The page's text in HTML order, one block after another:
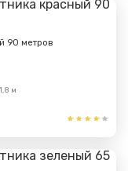
90 метров
1,8 м